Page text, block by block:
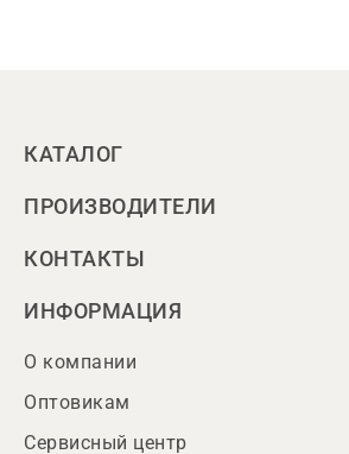
КАТАЛОГ
ПРОИЗВОДИТЕЛИ
КОНТАКТЫ
ИНФОРМАЦИЯ
О компании
Оптовикам
Сервисный центр